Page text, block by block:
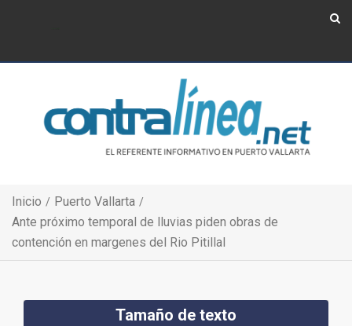
Inicio
Puerto Vallarta
Ante próximo temporal de lluvias piden obras de
contención en margenes del Rio Pitillal
Tamaño de texto